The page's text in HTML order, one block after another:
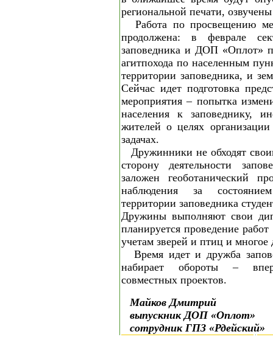
региональной печати,
Работа по просвещению
продолжена: в феврале
заповедника и ДОП «Оплот»
агитпохода по населенным
территории заповедника, и
Сейчас идет подготовка
мероприятия – попытка
населения к заповеднику,
жителей о целях
задачах.
Дружинники не обходят
сторону деятельности
заложен геоботанический
наблюдения за
территории заповедника
Дружины выполняют свои
планируется проведение
учетам зверей и птиц и многое
Время идет и дружба
набирает обороты –
совместных проектов.
Майков Дмитрий
выпускник ДОП «Оплот»
сотрудник ГПЗ «Рдейский»